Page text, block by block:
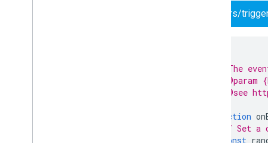
triggers/
* The
* @param
* @see
function
// Set a
const